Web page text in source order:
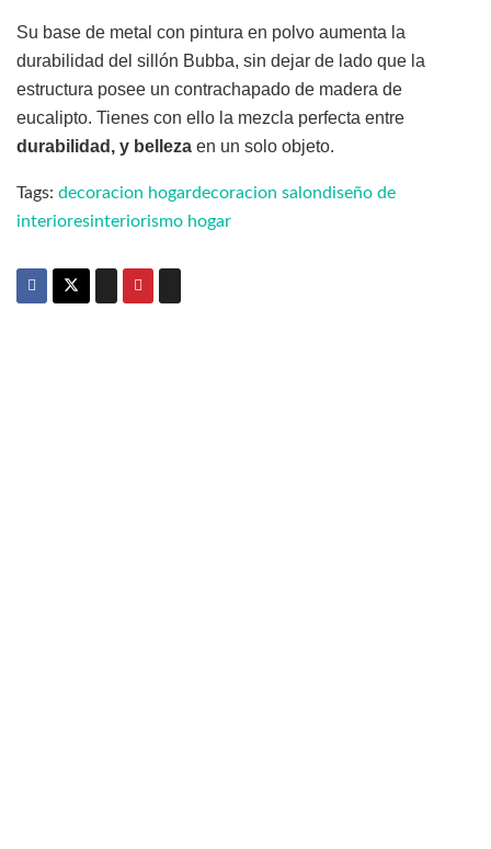
Su base de metal con pintura en polvo aumenta la
durabilidad del sillón Bubba, sin dejar de lado que la
estructura posee un contrachapado de madera de
eucalipto. Tienes con ello la mezcla perfecta entre
durabilidad, y belleza en un solo objeto.
Tags: decoracion hogardecoracion salondiseño de
interioresinteriorismo hogar